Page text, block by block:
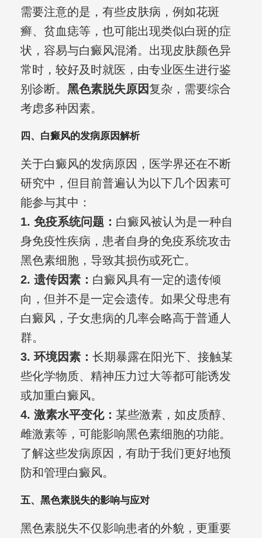
需要注意的是，有些皮肤病，例如花斑
癣、贫血痣等，也可能出现类似白斑的症
状，容易与白癜风混淆。出现皮肤颜色异
常时，较好及时就医，由专业医生进行鉴
别诊断。 黑色素脱失原因复杂，需要综合
考虑多种因素。
四、白癜风的发病原因解析
关于白癜风的发病原因，医学界还在不断
研究中，但目前普遍认为以下几个因素可
能参与其中：
1. 免疫系统问题： 白癜风被认为是一种自
身免疫性疾病，患者自身的免疫系统攻击
黑色素细胞，导致其损伤或死亡。
2. 遗传因素： 白癜风具有一定的遗传倾
向，但并不是一定会遗传。如果父母患有
白癜风，子女患病的几率会略高于普通人
群。
3. 环境因素： 长期暴露在阳光下、接触某
些化学物质、精神压力过大等都可能诱发
或加重白癜风。
4. 激素水平变化： 某些激素，如皮质醇、
雌激素等，可能影响黑色素细胞的功能。
了解这些发病原因，有助于我们更好地预
防和管理白癜风。
五、黑色素脱失的影响与应对
黑色素脱失不仅影响患者的外貌，更重要